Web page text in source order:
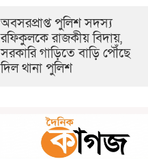
অবসরপ্রাপ্ত পুলিশ সদস্য
রফিকুলকে রাজকীয় বিদায়,
সরকারি গাড়িতে বাড়ি পৌঁছে
দিল থানা পুলিশ